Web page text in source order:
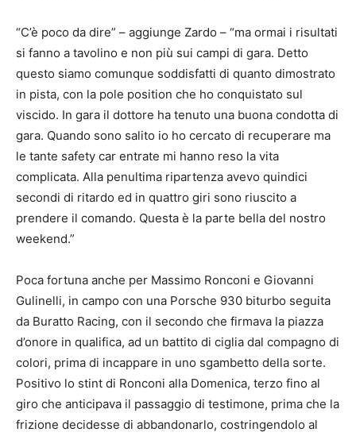
“C’è poco da dire” – aggiunge Zardo – “ma ormai i risultati
si fanno a tavolino e non più sui campi di gara. Detto
questo siamo comunque soddisfatti di quanto dimostrato
in pista, con la pole position che ho conquistato sul
viscido. In gara il dottore ha tenuto una buona condotta di
gara. Quando sono salito io ho cercato di recuperare ma
le tante safety car entrate mi hanno reso la vita
complicata. Alla penultima ripartenza avevo quindici
secondi di ritardo ed in quattro giri sono riuscito a
prendere il comando. Questa è la parte bella del nostro
weekend.”
Poca fortuna anche per Massimo Ronconi e Giovanni
Gulinelli, in campo con una Porsche 930 biturbo seguita
da Buratto Racing, con il secondo che firmava la piazza
d’onore in qualifica, ad un battito di ciglia dal compagno di
colori, prima di incappare in uno sgambetto della sorte.
Positivo lo stint di Ronconi alla Domenica, terzo fino al
giro che anticipava il passaggio di testimone, prima che la
frizione decidesse di abbandonarlo, costringendolo al